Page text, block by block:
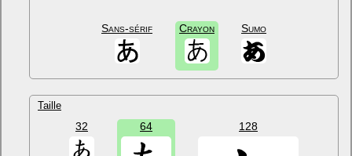
Sans-sérif Crayon Sumo
Taille
32 64 128